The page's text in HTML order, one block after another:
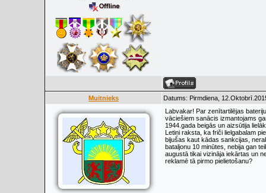
Muitnieks Datums: Pirmdiena,
Labvakar! Par zenītartilējas
vāciešiem sanācis izmantojams
1944.gada beigās un aizsūtija
Letiņi raksta, ka friči lielgabalam
bijušas kaut kādas sankcijas,
bataljonu 10 minūtes, nebija gan
augustā tikai vizināja iekārtas un
reklamē tā pirmo pielietošanu?